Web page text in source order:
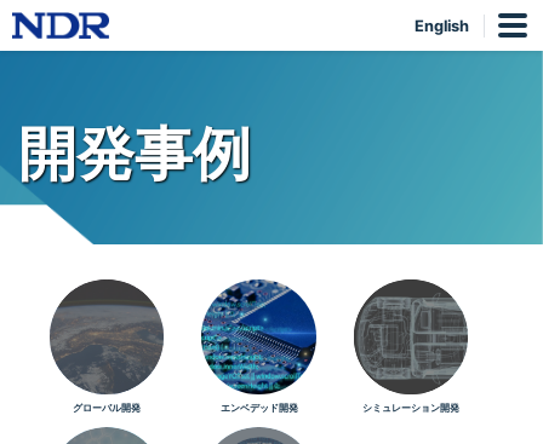
English
開発事例
グローバル開発 エンベデッド開発 シミュレーション開発